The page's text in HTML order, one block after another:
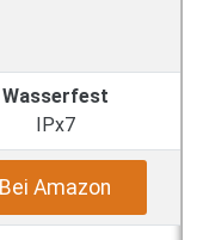
Wasserfest
IPx7
Bei Amazon